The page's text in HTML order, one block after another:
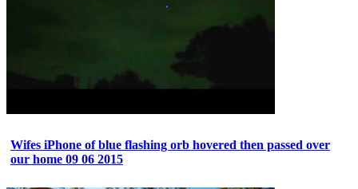
Wifes iPhone of blue flashing orb hovered then passed over
our home 09 06 2015